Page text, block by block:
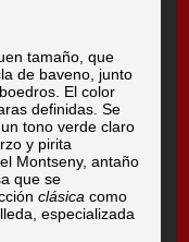
tamaño, que
de baveno, junto
El color
definidas. Se
tono verde claro
y pirita
Montseny, antaño
que se
clásica como
especializada